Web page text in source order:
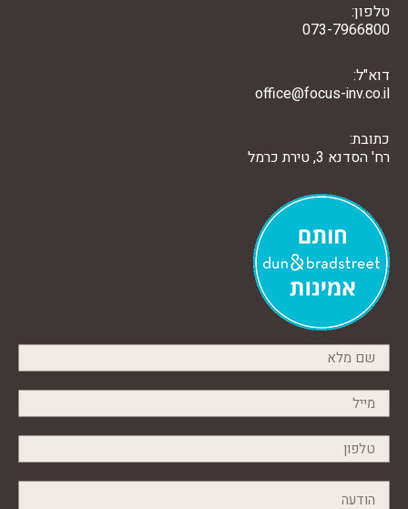
טלפון:
073-7966800
דוא"ל:
office@focus-inv.co.il
כתובת:
רח' הסדנא 3, טירת כרמל